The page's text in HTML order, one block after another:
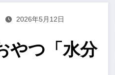
2026年5月12日
やつ「水分